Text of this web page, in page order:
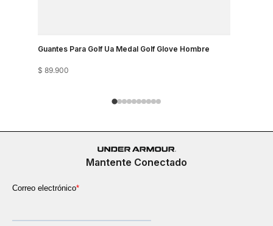
Guantes Para Golf Ua Medal Golf Glove Hombre
$ 89.900
Mantente Conectado